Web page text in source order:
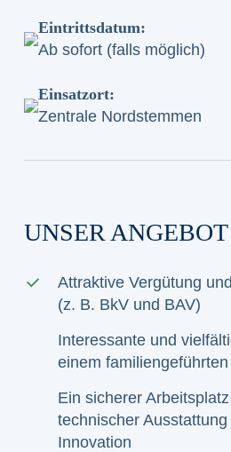
Eintrittsdatum:
Ab sofort (falls möglich)
Einsatzort:
Zentrale Nordstemmen
UNSER ANGEBOT
Attraktive Vergütung
(z. B. BkV und BAV)
Interessante und
einem
Ein sicherer
technischer
Innovation